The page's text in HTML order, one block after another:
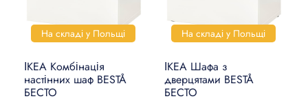
На складі у Польщі
ІКЕА Комбінація
настінних шаф BESTÅ
БЕСТО
На складі у Польщі
ІКЕА Шафа з
дверцятами BESTÅ
БЕСТО